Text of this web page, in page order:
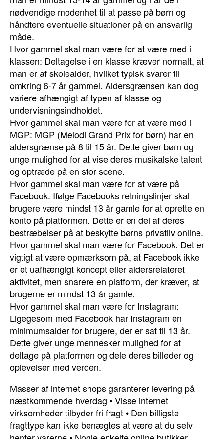
nødvendige modenhet til at passe på børn og
håndtere eventuelle situationer på en ansvarlig
måde.
Hvor gammel skal man være for at være med i
klassen: Deltagelse i en klasse kræver normalt, at
man er af skolealder, hvilket typisk svarer til
omkring 6-7 år gammel. Aldersgrænsen kan dog
variere afhængigt af typen af klasse og
undervisningsindholdet.
Hvor gammel skal man være for at være med i
MGP: MGP (Melodi Grand Prix for børn) har en
aldersgrænse på 8 til 15 år. Dette giver børn og
unge mulighed for at vise deres musikalske talent
og optræde på en stor scene.
Hvor gammel skal man være for at være på
Facebook: Ifølge Facebooks retningslinjer skal
brugere være mindst 13 år gamle for at oprette en
konto på platformen. Dette er en del af deres
bestræbelser på at beskytte børns privatliv online.
Hvor gammel skal man være for Facebook: Det er
vigtigt at være opmærksom på, at Facebook ikke
er et uafhængigt koncept eller aldersrelateret
aktivitet, men snarere en platform, der kræver, at
brugerne er mindst 13 år gamle.
Hvor gammel skal man være for Instagram:
Ligegesom med Facebook har Instagram en
minimumsalder for brugere, der er sat til 13 år.
Dette giver unge mennesker mulighed for at
deltage på platformen og dele deres billeder og
oplevelser med verden.
Masser af internet shops garanterer levering på
næstkommende hverdag •Visse internet
virksomheder tilbyder fri fragt • Den billigste
fragttype kan ikke benægtes at være at du selv